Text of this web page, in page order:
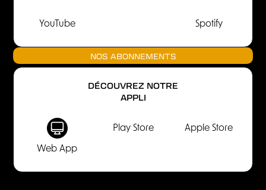
YouTube Spotify
NOS ABONNEMENTS
DÉCOUVREZ NOTRE
APPLI
Web App
Play Store Apple Store